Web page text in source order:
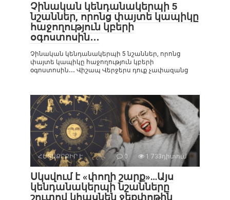
Չինական կենդանակերպի 5
նշաններ, որոնց փայտե կապիկը
հաջողություն կբերի
օգոստոսին․․․
Չինական կենդանակերպի 5 նշաններ, որոնց
փայտե կապիկը հաջողություն կբերի
օգոստոսին․․․ Վիշապ Վերջերս դուք չափազանց
ՀԵՏԱՔՐՔԻՐ Է 0 1 733դիտում
Սկսվում է «փողի շարք»…Այս
կենդանակերպի նշանները
շուտով կհասնեն ջեքփոթին